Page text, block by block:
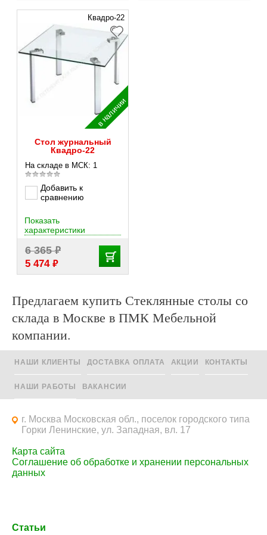
Квадро-22
в наличии
Стол журнальный
Квадро-22
На складе в МСК: 1
Добавить к
сравнению
6 365₽
5 474 ₽
Показать
характеристики
Предлагаем купить Стеклянные столы со
склада в Москве в ПМК Мебельной
компании.
НАШИ КЛИЕНТЫ ДОСТАВКА ОПЛАТА АКЦИИ КОНТАКТЫ
НАШИ РАБОТЫ ВАКАНСИИ
Статьи
г. Москва Московская обл., поселок городского типа
Горки Ленинские, ул. Западная, вл. 17
Карта сайта
Соглашение об обработке и хранении персональных
данных